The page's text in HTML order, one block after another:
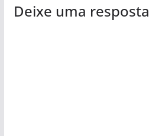
Deixe uma resposta